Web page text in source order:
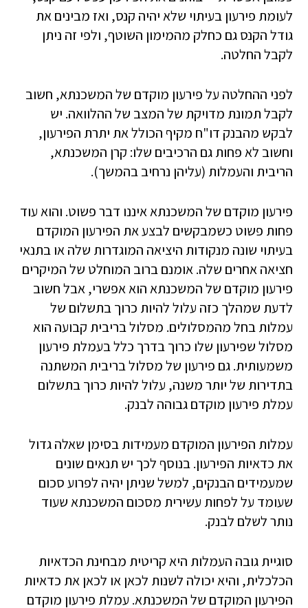
לעומת פירעון בעיתוי שלא יהיה קנס, ואז מבינים את
גודל הקנס גם כחלק מהמימון השוטף, ולפי זה ניתן
לקבל החלטה.
לפני ההחלטה על פירעון מוקדם של המשכנתא, חשוב
לקבל תמונת מדויקת של המצב של ההלוואה. יש
לבקש מהבנק דו"ח מקיף הכולל את יתרת הפירעון,
וחשוב לא פחות גם הרכיבים שלו: קרן המשכנתא,
הריבית והעמלות (עליהן נרחיב בהמשך).
פירעון מוקדם של המשכנתא איננו דבר פשוט. והוא עוד
פחות פשוט כשמבקשים לבצע את הפירעון המוקדם
בעיתוי שונה מנקודות היציאה המוגדרות שלה או בתנאי
חציאה אחרים שלה. אומנם ברוב המוחלט של המיקרים
פירעון מוקדם של המשכנתא הוא אפשרי, אבל חשוב
לדעת שמהלך כזה עלול להיות כרוך בתשלום של
עמלות בחל מהמסלולים. מסלול בריבית קבועה הוא
מסלול שפירעון שלו כרוך בדרך כלל בעמלת פירעון
משמעותית. גם פירעון של מסלול בריבית המשתנה
בתדירות של יותר משנה, עלול להיות כרוך בתשלום
עמלת פירעון מוקדם גבוהה לבנק.
עמלות הפירעון המוקדם מעמידות בסימן שאלה גדול
את כדאיות הפירעון. בנוסף לכך יש תנאים שונים
שמעמידים הבנקים, למשל שניתן יהיה לפרוע סכום
שעומד על לפחות עשירית מסכום המשכנתא שעוד
נותר לשלם לבנק.
סוגיית גובה העמלות היא קריטית מבחינת הכדאיות
הכלכלית, והיא יכולה לשנות לכאן או לכאן את כדאיות
הפירעון המוקדם של המשכנתא. עמלת פירעון מוקדם